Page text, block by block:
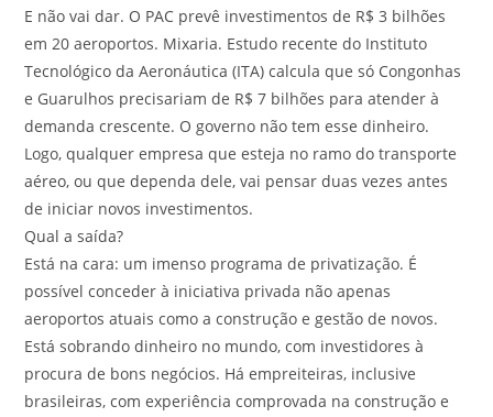
E não vai dar. O PAC prevê investimentos de R$ 3 bilhões
em 20 aeroportos. Mixaria. Estudo recente do Instituto
Tecnológico da Aeronáutica (ITA) calcula que só Congonhas
e Guarulhos precisariam de R$ 7 bilhões para atender à
demanda crescente. O governo não tem esse dinheiro.
Logo, qualquer empresa que esteja no ramo do transporte
aéreo, ou que dependa dele, vai pensar duas vezes antes
de iniciar novos investimentos.
Qual a saída?
Está na cara: um imenso programa de privatização. É
possível conceder à iniciativa privada não apenas
aeroportos atuais como a construção e gestão de novos.
Está sobrando dinheiro no mundo, com investidores à
procura de bons negócios. Há empreiteiras, inclusive
brasileiras, com experiência comprovada na construção e